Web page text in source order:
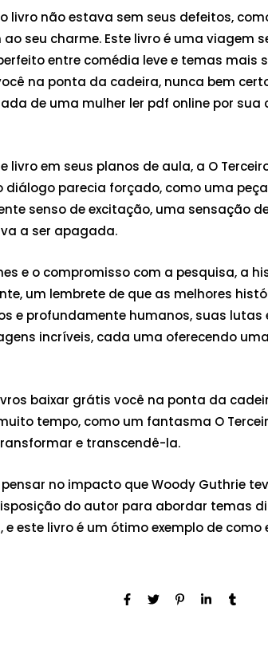
livro não estava sem seus defeitos,
seu charme. Este livro é uma viagem
entre comédia leve e temas
na ponta da cadeira, nunca bem
de uma mulher ler pdf online por
em seus planos de aula, a O
diálogo parecia forçado, como uma
senso de excitação, uma
a ser apagada.
e o compromisso com a pesquisa, a
um lembrete de que as melhores
e profundamente humanos, suas
incríveis, cada uma oferecendo
baixar grátis você na ponta da
tempo, como um fantasma O
e transcendê-la.
no impacto que Woody Guthrie
do autor para abordar temas
e este livro é um ótimo exemplo de